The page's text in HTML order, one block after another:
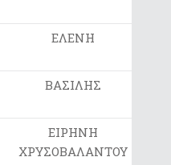
ΕΛΕΝΗ
ΒΑΣΙΛΗΣ
ΕΙΡΗΝΗ
ΧΡΥΣΟΒΑΛΑΝΤΟΥ